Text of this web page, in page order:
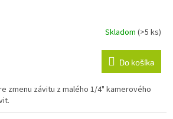
Skladom(>5 ks)
Do košíka
zmenu závitu z malého 1/4" kamerového